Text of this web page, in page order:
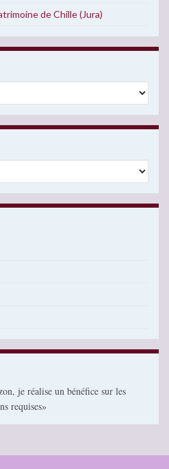
de Chille (Jura)
je réalise un bénéfice sur les
requises»